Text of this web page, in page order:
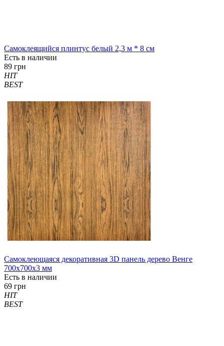
Самоклеящийся плинтус белый 2,3 м * 8 см
Есть в наличии
89 грн
HIT
BEST
Самоклеющаяся декоративная 3D панель дерево Венге
700x700x3 мм
Есть в наличии
69 грн
HIT
BEST